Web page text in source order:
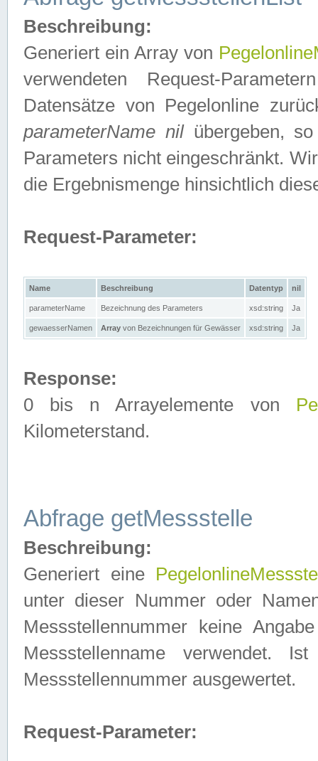
Beschreibung:
Generiert ein Array von
verwendeten Request-
Datensätze von Pegelonline
parameterName nilübergeben, so
Parameters nicht eingeschränkt.
die Ergebnismenge hinsichtlich
Request-Parameter:
Name Beschreibung Datentyp nil
parameterName Bezeichnung des Parameters xsd:string Ja
gewaesserNamen Array von Bezeichnungen für Gewässer xsd:string Ja
Response:
0 bis n Arrayelemente von
Kilometerstand.
Abfrage getMessstelle
Beschreibung:
Generiert eine
unter dieser Nummer oder
Messstellennummer keine
Messstellenname verwendet.
Messstellennummer ausgewertet.
Request-Parameter: